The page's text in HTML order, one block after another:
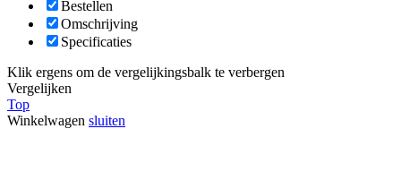
Bestellen
Omschrijving
Specificaties
Klik ergens om de vergelijkingsbalk te verbergen
Vergelijken
Top
Winkelwagen sluiten